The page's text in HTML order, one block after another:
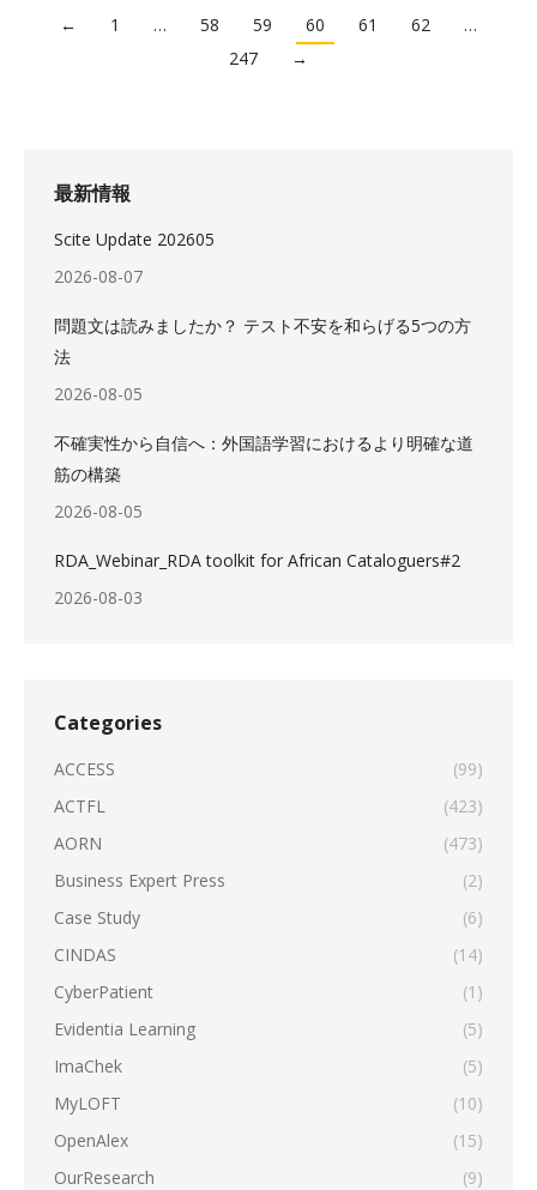
← 1 … 58 59 60 61 62
…
247
→
最新情報
Scite Update 202605
2026-08-07
問題文は読みましたか？ テスト不安を和らげる5つの方
法
2026-08-05
不確実性から自信へ：外国語学習におけるより明確な道
筋の構築
2026-08-05
RDA_Webinar_RDA toolkit for African Cataloguers#2
2026-08-03
Categories
ACCESS
(99)
ACTFL
(423)
AORN
(473)
Business Expert Press
(2)
Case Study
(6)
CINDAS
(14)
CyberPatient
(1)
Evidentia Learning
(5)
ImaChek
(5)
MyLOFT
(10)
OpenAlex
(15)
OurResearch
(9)